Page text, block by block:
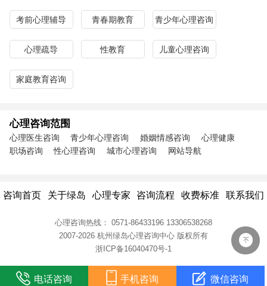
考前心理辅导 青春期教育 青少年心理咨询
心理疏导 性教育 儿童心理咨询
家庭教育咨询
心理咨询范围
心理医生咨询 青少年心理咨询 婚姻情感咨询
心理健康
职场咨询
性心理咨询 城市心理咨询 网站导航
咨询首页 关于绿岛 心理专家 咨询流程 收费标准 联系我们
心理咨询热线： 0571-86433196 13306538268
2007-2026 杭州绿岛心理咨询中心 版权所有
浙ICP备16040470号-1
电话咨询 手机咨询 微信咨询